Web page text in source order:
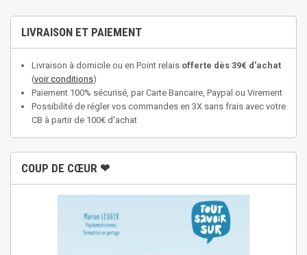
LIVRAISON ET PAIEMENT
Livraison à domicile ou en Point relais offerte dès 39€ d'achat
(voir conditions)
Paiement 100% sécurisé, par Carte Bancaire, Paypal ou Virement
Possibilité de régler vos commandes en 3X sans frais avec votre
CB à partir de 100€ d'achat
COUP DE CŒUR ❤